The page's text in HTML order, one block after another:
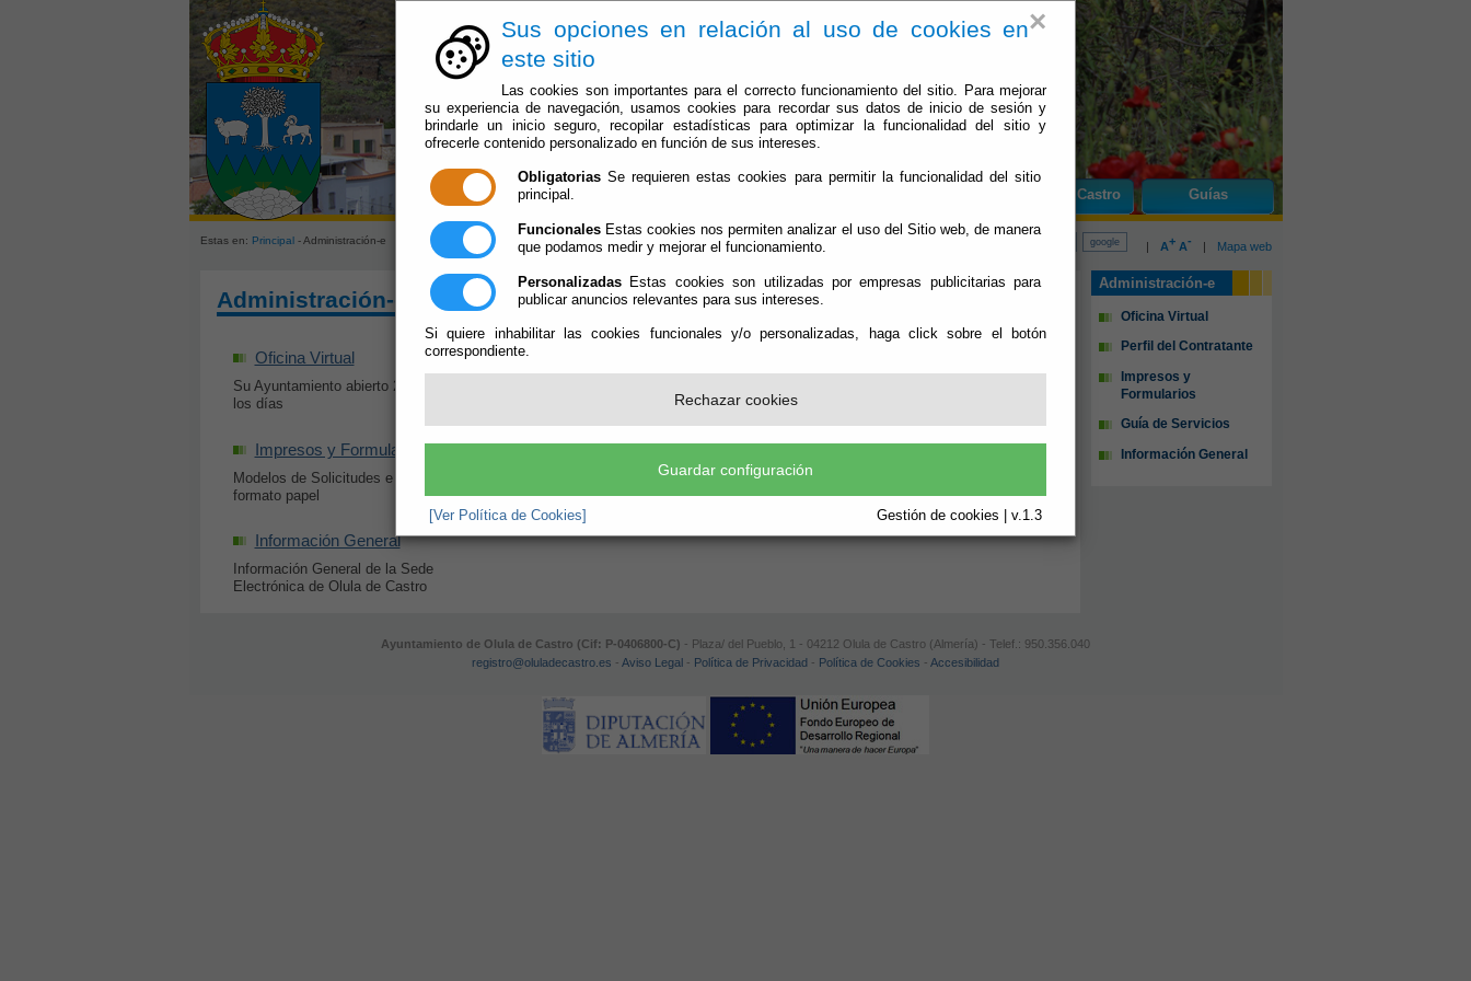
×
Sus opciones en relación al uso de cookies en
este sitio
Las cookies son importantes para el correcto funcionamiento del sitio. Para mejorar
su experiencia de navegación, usamos cookies para recordar sus datos de inicio de sesión y
brindarle un inicio seguro, recopilar estadísticas para optimizar la funcionalidad del sitio y
ofrecerle contenido personalizado en función de sus intereses.
Obligatorias Se requieren estas cookies para permitir la funcionalidad del sitio
principal.
Funcionales Estas cookies nos permiten analizar el uso del Sitio web, de manera
que podamos medir y mejorar el funcionamiento.
Personalizadas Estas cookies son utilizadas por empresas publicitarias para
publicar anuncios relevantes para sus intereses.
Si quiere inhabilitar las cookies funcionales y/o personalizadas, haga click sobre el botón
correspondiente.
Rechazar cookies
Guardar configuración
[Ver Política de Cookies] Gestión de cookies | v.1.3
Olula de Castro Guías
Estas en: Principal- Administración-e | A+ A- | Mapa web
Administración-e
Oficina Virtual
Perfil del Contratante
Impresos y
Formularios
Guía de Servicios
Información General
Administración-e
Oficina Virtual
Su Ayuntamiento abierto 24 horas todos
los días
Licitadores y Contratistas
Impresos y Formularios
Modelos de Solicitudes e Impresos en
formato papel
Guía de Servicios
Información sobre los servicios que le
ofrece el Ayuntamiento
Información General
Información General de la Sede
Electrónica de Olula de Castro
Ayuntamiento de Olula de Castro (Cif: P-0406800-C) - Plaza/ del Pueblo, 1 - 04212 Olula de Castro (Almería) - Telef.: 950.356.040
registro@oluladecastro.es - Aviso Legal - Política de Privacidad - Política de Cookies - Accesibilidad